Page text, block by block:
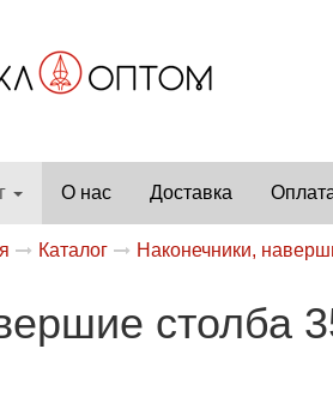
О нас Доставка
Каталог Наконечники,
столба